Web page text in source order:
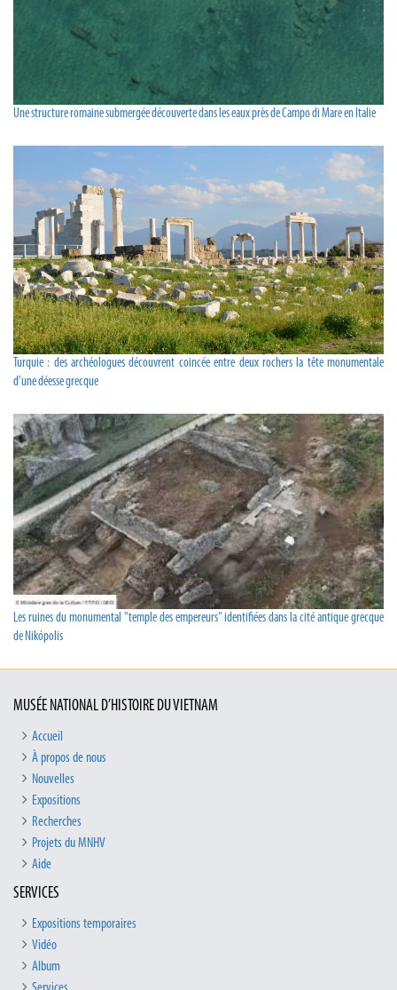
Une structure romaine submergée découverte dans les eaux près de Campo di Mare en Italie
Turquie : des archéologues découvrent coincée entre deux rochers la tête monumentale
d’une déesse grecque
Les ruines du monumental "temple des empereurs" identifiées dans la cité antique grecque
de Nikópolis
MUSÉE NATIONAL D’HISTOIRE DU VIETNAM
Accueil
À propos de nous
Nouvelles
Expositions
Recherches
Projets du MNHV
Aide
SERVICES
Expositions temporaires
Vidéo
Album